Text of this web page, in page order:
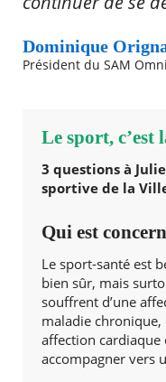
Dominique
Président du SAM
Le sport, c’est
3 questions à
sportive de la
Qui est
Le sport-santé est
bien sûr, mais
souffrent d’une
maladie
affection
accompagner vers